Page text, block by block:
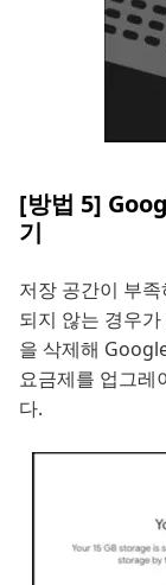
[방법 5]
기
저장 공간이 부
되지 않는 경우
을 삭제해
요금제를 업그레
다.